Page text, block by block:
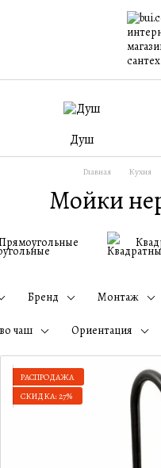
Душ
Главная Кухня
Мойки
Бренд Монтаж
чаш Ориентация
РАСПРОДАЖА
СКИДКА: 27%